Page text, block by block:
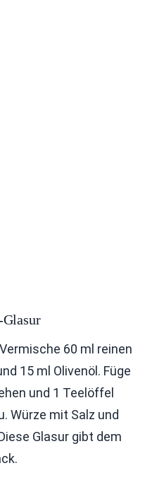
60 ml reinen
15 ml Olivenöl. Füge
und 1 Teelöffel
Würze mit Salz und
Glasur gibt dem